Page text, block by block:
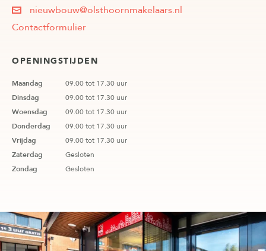
nieuwbouw@olsthoornmakelaars.nl
Contactformulier
OPENINGSTIJDEN
Maandag
09.00 tot 17.30 uur
Dinsdag
09.00 tot 17.30 uur
Woensdag
09.00 tot 17.30 uur
Donderdag
09.00 tot 17.30 uur
Vrijdag
09.00 tot 17.30 uur
Zaterdag
Gesloten
Zondag
Gesloten